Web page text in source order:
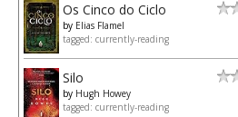
Os Cinco do Ciclo
by Elias Flamel
tagged: currently-reading
Silo
by Hugh Howey
tagged: currently-reading